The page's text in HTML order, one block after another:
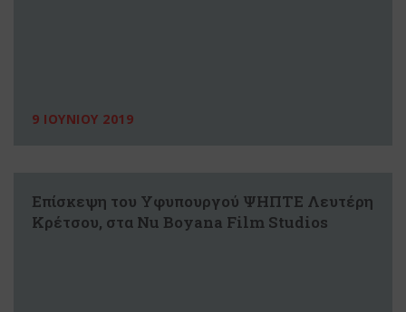
9 ΙΟΥΝΙΟΥ 2019
Επίσκεψη του Υφυπουργού ΨΗΠΤΕ Λευτέρη
Κρέτσου, στα Nu Boyana Film Studios